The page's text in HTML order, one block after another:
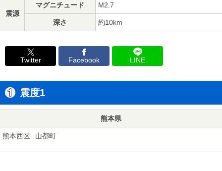
震源
マグニチュード M2.7
深さ 約10km
Twitter Facebook LINE
震度1
熊本県
熊本西区 山都町